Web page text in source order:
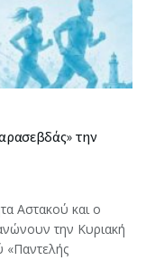
την
Αστακού και ο
την Κυριακή